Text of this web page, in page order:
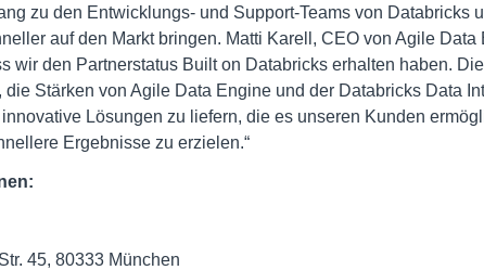
zu den Entwicklungs- und Support-Teams von Databricks
auf den Markt bringen. Matti Karell, CEO von Agile Data
wir den Partnerstatus Built on Databricks erhalten haben.
die Stärken von Agile Data Engine und der Databricks Data
Lösungen zu liefern, die es unseren Kunden
Ergebnisse zu erzielen.“
45, 80333 München